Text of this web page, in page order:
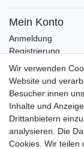
Mein Konto
Anmeldung
Registrierung
Wunschliste
Warenkorb
Bleiben Sie auf
E-MAIL **
Newsletter
Honig
Wir verwenden
Website und
Besucher:innen
Inhalte und
Drittanbietern
analysieren. Die
Cookies. Wir teilen